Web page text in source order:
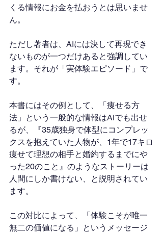
くる情報にお金を払おうとは思いませ
ん。
ただし著者は、AIには決して再現でき
ないものが一つだけあると強調してい
ます。それが「実体験エピソード」で
す。
本書にはその例として、「痩せる方
法」という一般的な情報はAIでも出せ
るが、『35歳独身で体型にコンプレッ
クスを抱えていた人物が、1年で17キロ
痩せて理想の相手と婚約するまでにや
った20のこと』のようなストーリーは
人間にしか書けない、と説明されてい
ます。
この対比によって、「体験こそが唯一
無二の価値になる」というメッセージ